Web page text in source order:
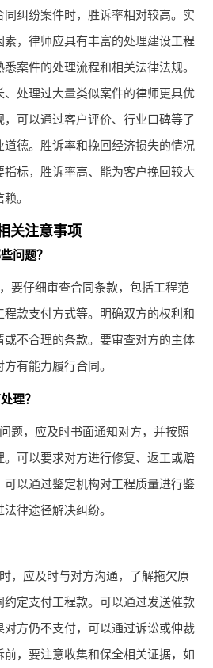
纠纷案件时，胜诉率相对较高。实
，律师应具有丰富的处理建设工程
案件的处理流程和相关法律法规。
处理过大量类似案件的律师更具优
可以通过客户评价、行业口碑等了
德。胜诉率和挽回经济损失的情况
标，胜诉率高、能为客户挽回较大
。
关注意事项
问题？
要仔细审查合同条款，包括工程范
款支付方式等。明确双方的权利和
或不合理的条款。要审查对方的主体
有能力履行合同。
理？
题，应及时书面通知对方，并按照
可以要求对方进行修复、返工或赔
以通过鉴定机构对工程质量进行鉴
律途径解决纠纷。
，应及时与对方沟通，了解拖欠原
定支付工程款。可以通过发送催款
方仍不支付，可以通过诉讼或仲裁
，要注意收集和保全相关证据，如